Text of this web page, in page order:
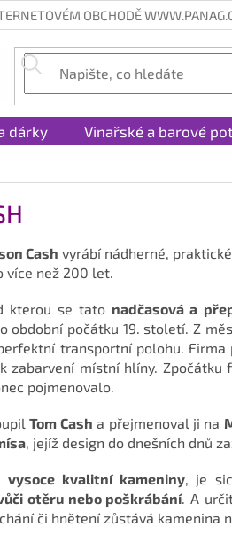
OBCHODĚ
dárky Vinařské a barové
Cash vyrábí nádherné,
více než 200 let.
kterou se tato nadčasová a
obdobní počátku 19. století. Z
transportní polohu.
zabarvení místní hlíny.
pojmenovalo.
Tom Cash a přejmenoval ji na
, jejíž design do dnešních dnů
vysoce kvalitní kameniny, je
otěru nebo poškrábání. A
či hnětení zůstává